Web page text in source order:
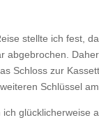
stellte ich fest,
abgebrochen.
Schloss zur
Schlüssel
glücklicherweise